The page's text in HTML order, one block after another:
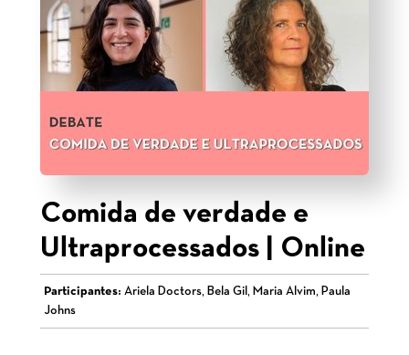
Comida de verdade e
Ultraprocessados | Online
Participantes: Ariela Doctors, Bela Gil, Maria Alvim, Paula
Johns